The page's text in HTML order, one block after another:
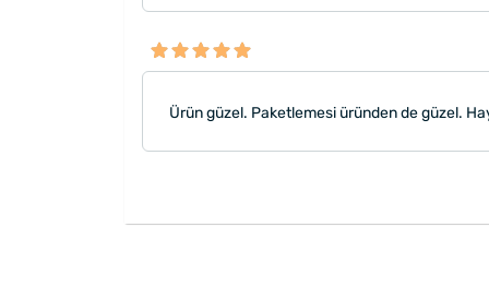
Ürün güzel. Paketlemesi üründen de güzel.